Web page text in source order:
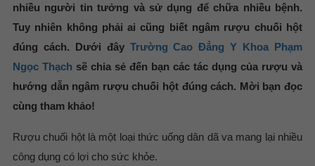
nhiều người tin tưởng và sử dụng để chữa nhiều bệnh.
Tuy nhiên không phải ai cũng biết ngâm rượu chuối hột
đúng cách. Dưới đây Trường Cao Đẳng Y Khoa Phạm
Ngọc Thạch sẽ chia sẻ đến bạn các tác dụng của rượu và
hướng dẫn ngâm rượu chuối hột đúng cách. Mời bạn đọc
cùng tham khảo!
Rượu chuối hột là một loại thức uống dân dã va mang lại nhiều
công dụng có lợi cho sức khỏe.